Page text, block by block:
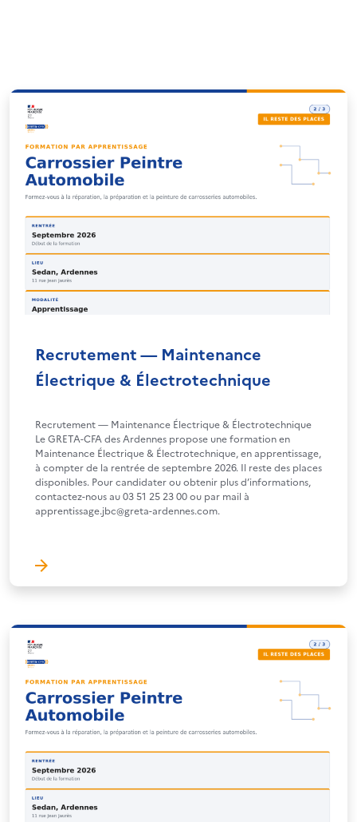
Recrutement — Maintenance
Électrique & Électrotechnique
Recrutement — Maintenance Électrique & Électrotechnique
Le GRETA-CFA des Ardennes propose une formation en
Maintenance Électrique & Électrotechnique, en apprentissage,
à compter de la rentrée de septembre 2026. Il reste des places
disponibles. Pour candidater ou obtenir plus d’informations,
contactez-nous au 03 51 25 23 00 ou par mail à
apprentissage.jbc@greta-ardennes.com.